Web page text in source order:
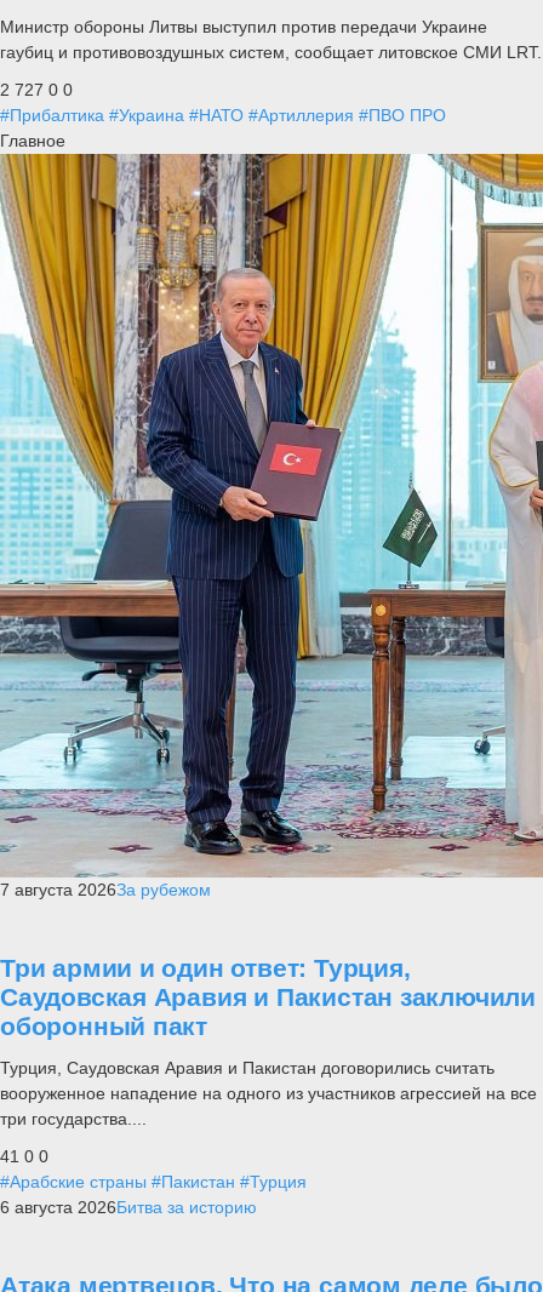
Министр обороны Литвы выступил против передачи Украине
гаубиц и противовоздушных систем, сообщает литовское СМИ LRT.
2 727 0 0
#Прибалтика #Украина #НАТО #Артиллерия #ПВО ПРО
Главное
7 августа 2026За рубежом
Три армии и один ответ: Турция,
Саудовская Аравия и Пакистан заключили
оборонный пакт
Турция, Саудовская Аравия и Пакистан договорились считать
вооруженное нападение на одного из участников агрессией на все
три государства....
41 0 0
#Арабские страны #Пакистан #Турция
6 августа 2026Битва за историю
Атака мертвецов. Что на самом деле было